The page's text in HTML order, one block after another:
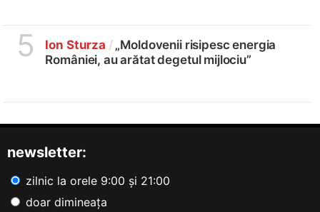
5 Ion Sturza /„Moldovenii risipesc energia
României, au arătat degetul mijlociu”
newsletter:
zilnic la orele 9:00 și 21:00
doar dimineața